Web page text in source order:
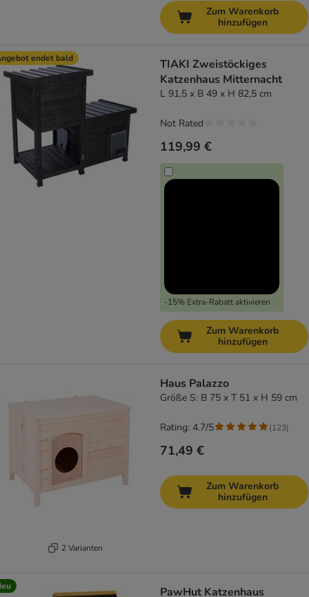
Zum Warenkorb
hinzufügen
endet bald
TIAKI Zweistöckiges
Katzenhaus Mitternacht
L 91,5 x B 49 x H 82,5 cm
119,99 €
-15% Extra-Rabatt aktivieren
Not Rated
Zum Warenkorb
hinzufügen
2 Varianten
Haus Palazzo
Größe S: B 75 x T 51 x H 59 cm
71,49 €
Rating: 4.7/5 (123)
Zum Warenkorb
hinzufügen
PawHut Katzenhaus